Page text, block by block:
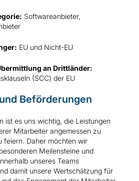
Softwareanbieter,
EU und Nicht-EU
an Drittländer:
(SCC) der EU
Beförderungen
ist es uns wichtig, die Leistungen
Mitarbeiter angemessen zu
feiern. Daher möchten wir
Meilensteine und
unseres Teams
damit unsere Wertschätzung für